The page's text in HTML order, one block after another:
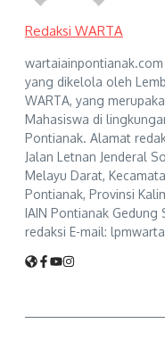
Redaksi WARTA
yang dikelola oleh
WARTA, yang
Mahasiswa di
Pontianak. Alamat
Jalan Letnan Jenderal
Melayu Darat,
Pontianak, Provinsi
IAIN Pontianak Gedung
redaksi E-mail: